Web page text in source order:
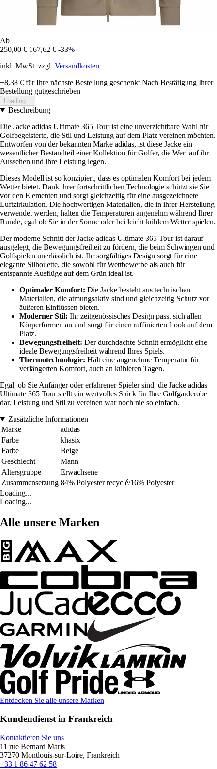
Ab
250,00 € 167,62 € -33%
inkl. MwSt. zzgl. Versandkosten
+8,38 € für Ihre nächste Bestellung geschenkt Nach Bestätigung Ihrer
Bestellung gutgeschrieben
Loading...
Beschreibung
Die Jacke adidas Ultimate 365 Tour ist eine unverzichtbare Wahl für
Golfbegeisterte, die Stil und Leistung auf dem Platz vereinen möchten.
Entworfen von der bekannten Marke adidas, ist diese Jacke ein
wesentlicher Bestandteil einer Kollektion für Golfer, die Wert auf ihr
Aussehen und ihre Leistung legen.
Dieses Modell ist so konzipiert, dass es optimalen Komfort bei jedem
Wetter bietet. Dank ihrer fortschrittlichen Technologie schützt sie Sie
vor den Elementen und sorgt gleichzeitig für eine ausgezeichnete
Luftzirkulation. Die hochwertigen Materialien, die in ihrer Herstellung
verwendet werden, halten die Temperaturen angenehm während Ihrer
Runde, egal ob Sie in der Sonne oder bei leicht kühlem Wetter spielen.
Der moderne Schnitt der Jacke adidas Ultimate 365 Tour ist darauf
ausgelegt, die Bewegungsfreiheit zu fördern, die beim Schwingen und
Golfspielen unerlässlich ist. Ihr sorgfältiges Design sorgt für eine
elegante Silhouette, die sowohl für Wettbewerbe als auch für
entspannte Ausflüge auf dem Grün ideal ist.
Optimaler Komfort: Die Jacke besteht aus technischen
Materialien, die atmungsaktiv sind und gleichzeitig Schutz vor
äußeren Einflüssen bieten.
Moderner Stil: Ihr zeitgenössisches Design passt sich allen
Körperformen an und sorgt für einen raffinierten Look auf dem
Platz.
Bewegungsfreiheit: Der durchdachte Schnitt ermöglicht eine
ideale Bewegungsfreiheit während Ihres Spiels.
Thermotechnologie: Hält eine angenehme Temperatur für
verlängerten Komfort, auch an kühleren Tagen.
Egal, ob Sie Anfänger oder erfahrener Spieler sind, die Jacke adidas
Ultimate 365 Tour stellt ein wertvolles Stück für Ihre Golfgarderobe
dar. Leistung und Stil zu vereinen war noch nie so einfach.
Zusätzliche Informationen
Marke
adidas
Farbe
khasix
Farbe
Beige
Geschlecht
Mann
Altersgruppe
Erwachsene
Zusammensetzung 84% Polyester recyclé/16% Polyester
Loading...
Loading...
Alle unsere Marken
Entdecken Sie alle unsere Marken
Kundendienst in Frankreich
Kontaktieren Sie uns
11 rue Bernard Maris
37270 Montlouis-sur-Loire, Frankreich
+33 1 86 47 62 58